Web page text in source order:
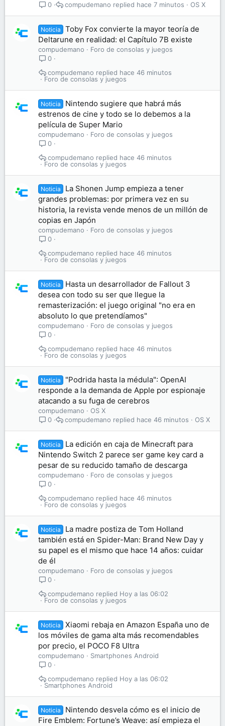
0
OS X
hace 7 minutos
compudemano
Noticia
Toby Fox convierte la mayor teoría de
Deltarune en realidad: el Capítulo 7B existe
compudemano
Foro de consolas y juegos
0
Foro de consolas y juegos
hace 46 minutos
compudemano
Noticia
Nintendo sugiere que habrá más
estrenos de cine y todo se lo debemos a la
película de Super Mario
compudemano
Foro de consolas y juegos
0
Foro de consolas y juegos
hace 46 minutos
compudemano
Noticia
La Shonen Jump empieza a tener
grandes problemas: por primera vez en su
historia, la revista vende menos de un millón de
copias en Japón
compudemano
Foro de consolas y juegos
0
Foro de consolas y juegos
hace 46 minutos
compudemano
Noticia
Hasta un desarrollador de Fallout 3
desea con todo su ser que llegue la
remasterización: el juego original "no era en
absoluto lo que pretendíamos"
compudemano
Foro de consolas y juegos
0
Foro de consolas y juegos
hace 46 minutos
compudemano
Noticia
"Podrida hasta la médula": OpenAI
responde a la demanda de Apple por espionaje
atacando a su fuga de cerebros
compudemano
OS X
0
OS X
hace 46 minutos
compudemano
Noticia
La edición en caja de Minecraft para
Nintendo Switch 2 parece ser game key card a
pesar de su reducido tamaño de descarga
compudemano
Foro de consolas y juegos
0
Foro de consolas y juegos
hace 46 minutos
compudemano
Noticia
La madre postiza de Tom Holland
también está en Spider-Man: Brand New Day y
su papel es el mismo que hace 14 años: cuidar
de él
compudemano
Foro de consolas y juegos
0
Foro de consolas y juegos
Hoy a las 06:02
compudemano
Noticia
Xiaomi rebaja en Amazon España uno de
los móviles de gama alta más recomendables
por precio, el POCO F8 Ultra
compudemano
Smartphones Android
0
Smartphones Android
Hoy a las 06:02
compudemano
Noticia
Nintendo desvela cómo es el inicio de
Fire Emblem: Fortune’s Weave: así empieza el